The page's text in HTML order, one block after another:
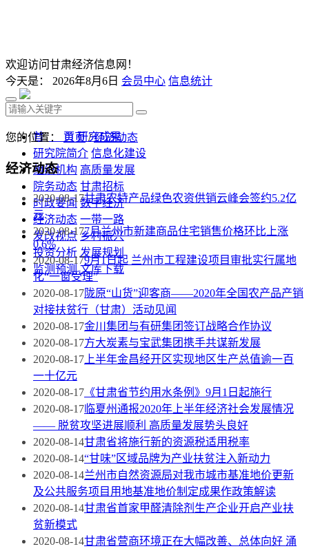
欢迎访问甘肃经济信息网！
今天是： 2026年8月6日 会员中心 信息统计
首 页 研究成果
研究院简介 信息化建设
组织机构 高质量发展
院务动态 甘肃招标
时政要闻 数字经济
经济动态 一带一路
发改视点 乡村振兴
投资分析 发展规划
监测预测 文库下载
您的位置： 首页/经济动态
经济动态
2020-08-17甘肃农特产品绿色农资供销云峰会签约5.2亿
元
2020-08-177月兰州市新建商品住宅销售价格环比上涨
0.6%
2020-08-179月1日起 兰州市工程建设项目审批实行属地
化“一窗受理”
2020-08-17陇原“山货”迎客商——2020年全国农产品产销
对接扶贫行（甘肃）活动见闻
2020-08-17金川集团与有研集团签订战略合作协议
2020-08-17方大炭素与宝武集团携手共谋新发展
2020-08-17上半年金昌经开区实现地区生产总值逾一百
一十亿元
2020-08-17 《甘肃省节约用水条例》9月1日起施行
2020-08-17临夏州通报2020年上半年经济社会发展情况
—— 脱贫攻坚进展顺利 高质量发展势头良好
2020-08-14甘肃省将施行新的资源税适用税率
2020-08-14“甘味”区域品牌为产业扶贫注入新动力
2020-08-14兰州市自然资源局对我市城市基准地价更新
及公共服务项目用地基准地价制定成果作政策解读
2020-08-14甘肃省首家甲醛清除剂生产企业开启产业扶
贫新模式
2020-08-14甘肃省营商环境正在大幅改善、总体向好 涌